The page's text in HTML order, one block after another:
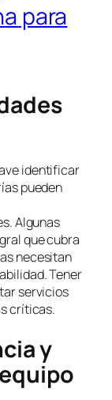
para
identificar
pueden
Algunas
que cubra
necesitan
Tener
servicios
críticas.
y